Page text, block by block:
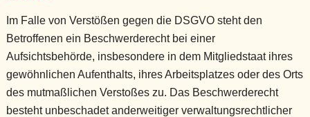
Im Falle von Verstößen gegen die DSGVO steht den
Betroffenen ein Beschwerderecht bei einer
Aufsichtsbehörde, insbesondere in dem Mitgliedstaat ihres
gewöhnlichen Aufenthalts, ihres Arbeitsplatzes oder des Orts
des mutmaßlichen Verstoßes zu. Das Beschwerderecht
besteht unbeschadet anderweitiger verwaltungsrechtlicher